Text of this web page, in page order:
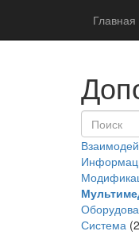
Главная
Система